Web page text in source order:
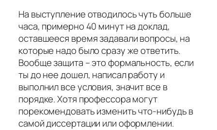
На выступление отводилось чуть больше
часа, примерно 40 минут на доклад,
оставшееся время задавали вопросы, на
которые надо было сразу же ответить.
Вообще защита – это формальность, если
ты до нее дошел, написал работу и
выполнил все условия, значит все в
порядке. Хотя профессора могут
порекомендовать изменить что-нибудь в
самой диссертации или оформлении.